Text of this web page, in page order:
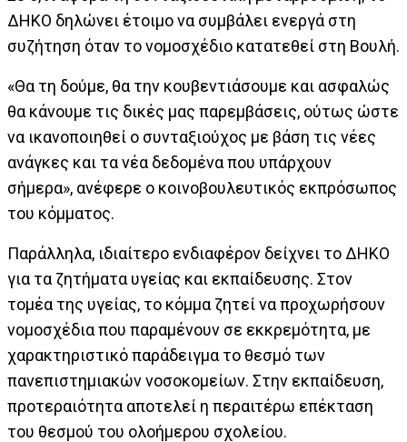
ΔΗΚΟ δηλώνει έτοιμο να συμβάλει ενεργά στη
συζήτηση όταν το νομοσχέδιο κατατεθεί στη Βουλή.
«Θα τη δούμε, θα την κουβεντιάσουμε και ασφαλώς
θα κάνουμε τις δικές μας παρεμβάσεις, ούτως ώστε
να ικανοποιηθεί ο συνταξιούχος με βάση τις νέες
ανάγκες και τα νέα δεδομένα που υπάρχουν
σήμερα», ανέφερε ο κοινοβουλευτικός εκπρόσωπος
του κόμματος.
Παράλληλα, ιδιαίτερο ενδιαφέρον δείχνει το ΔΗΚΟ
για τα ζητήματα υγείας και εκπαίδευσης. Στον
τομέα της υγείας, το κόμμα ζητεί να προχωρήσουν
νομοσχέδια που παραμένουν σε εκκρεμότητα, με
χαρακτηριστικό παράδειγμα το θεσμό των
πανεπιστημιακών νοσοκομείων. Στην εκπαίδευση,
προτεραιότητα αποτελεί η περαιτέρω επέκταση
του θεσμού του ολοήμερου σχολείου.